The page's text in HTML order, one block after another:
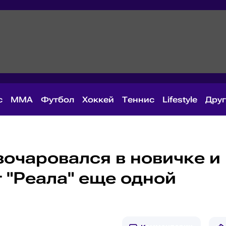
MMA Футбол Хоккей Теннис Lifestyle
в новичке и
"Реала" еще одной